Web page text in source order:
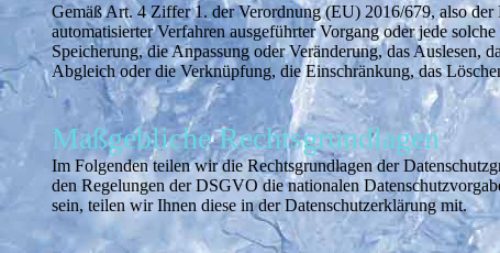
Gemäß Art. 4 Ziffer 1. der Verordnung (EU) 2016/679, also
automatisierter Verfahren ausgeführter Vorgang oder jede
Speicherung, die Anpassung oder Veränderung, das
Abgleich oder die Verknüpfung, die Einschränkung, das
Maßgebliche Rechtsgrundlagen
Im Folgenden teilen wir die Rechtsgrundlagen der
den Regelungen der DSGVO die nationalen
sein, teilen wir Ihnen diese in der Datenschutzerklärung mit.